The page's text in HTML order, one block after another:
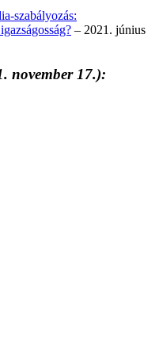
szabályozás:
– 2021. június
november 17.):